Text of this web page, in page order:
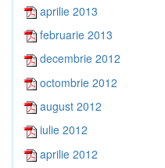
aprilie 2013
februarie 2013
decembrie 2012
octombrie 2012
august 2012
iulie 2012
aprilie 2012